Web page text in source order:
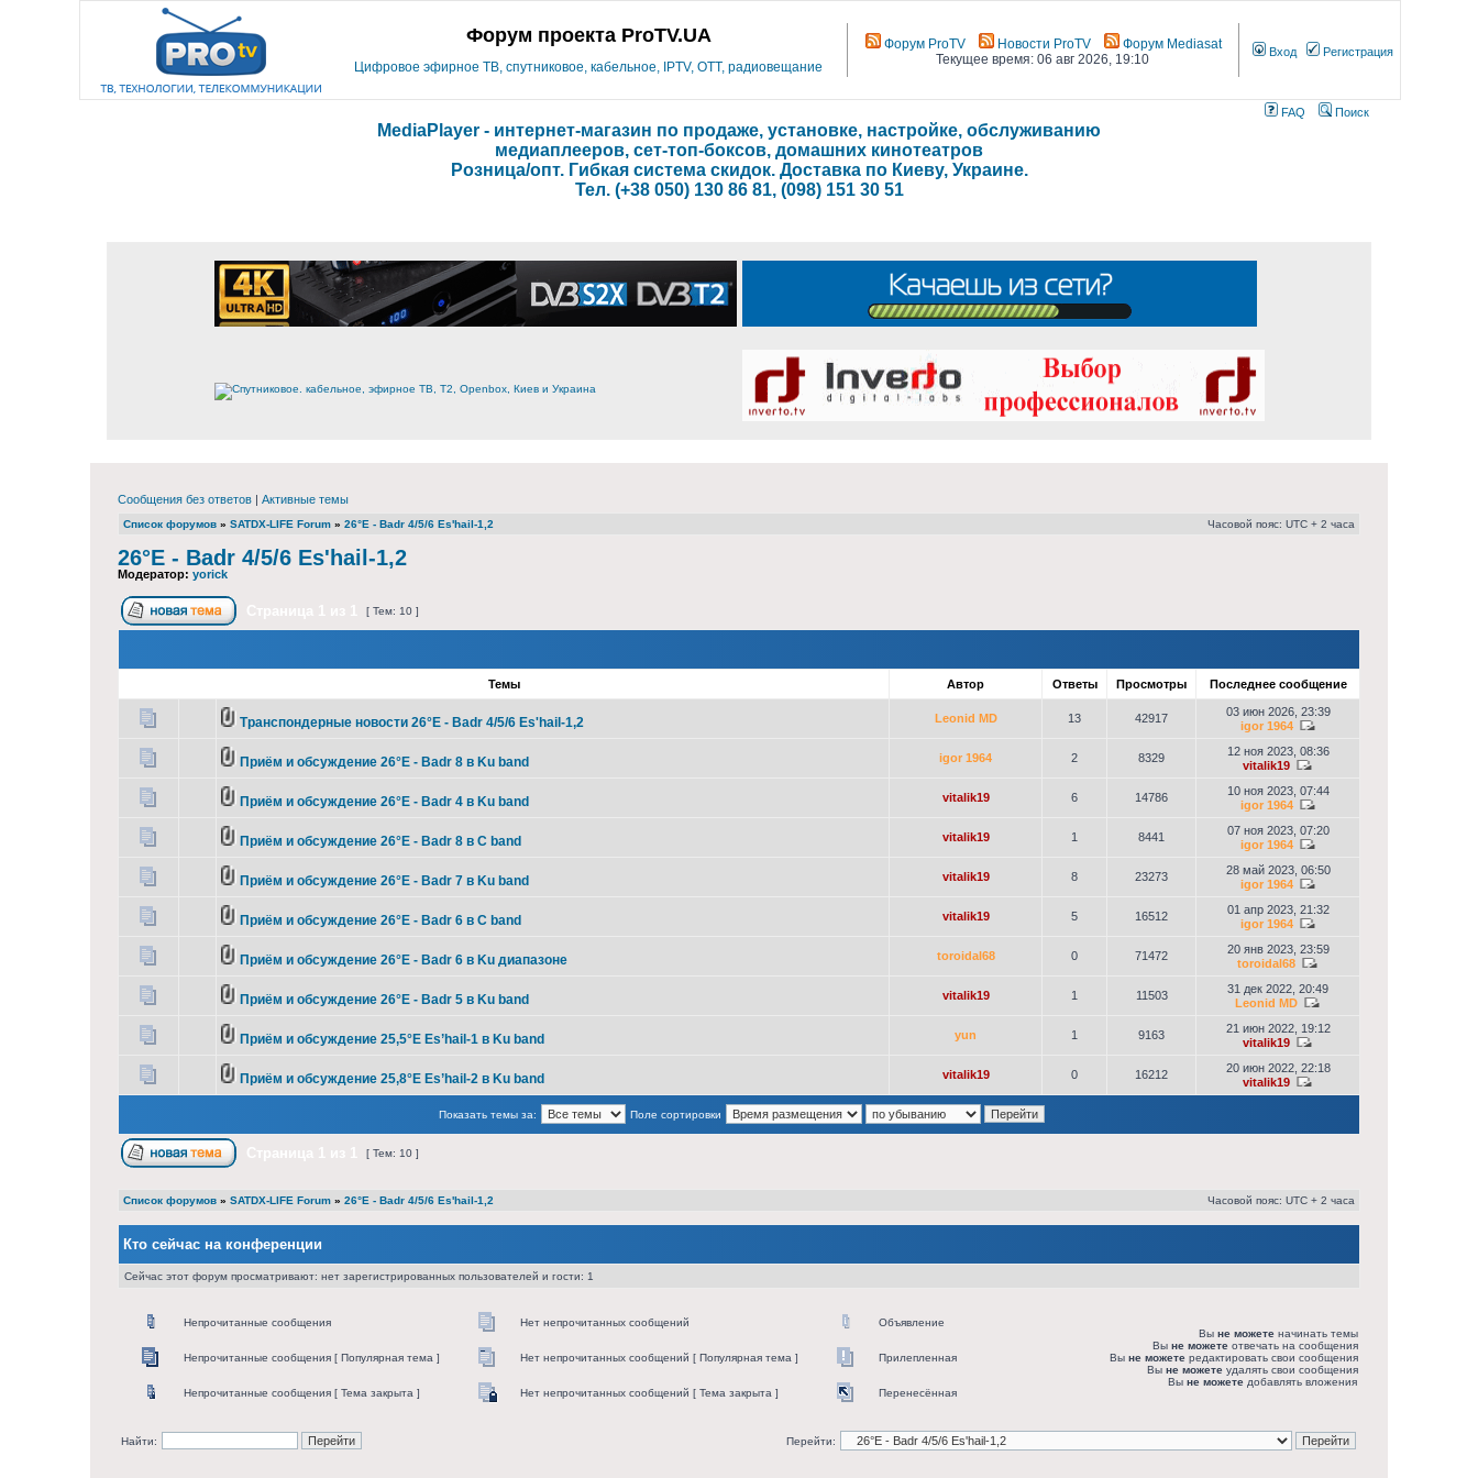
Форум проекта ProTV.UA
Цифровое эфирное ТВ, спутниковое, кабельное, IPTV, OTT, радиовещание
Форум ProTV Новости ProTV
Форум Mediasat
Текущее время: 06 авг 2026, 19:10
Вход Регистрация
FAQ Поиск
MediaPlayer - интернет-магазин по продаже, установке, настройке, обслуживанию
медиаплееров, сет-топ-боксов, домашних кинотеатров
Розница/опт. Гибкая система скидок. Доставка по Киеву, Украине.
Тел. (+38 050) 130 86 81, (098) 151 30 51
Сообщения без ответов | Активные темы
Список форумов » SATDX-LIFE Forum » 26°E - Badr 4/5/6 Es'hail-1,2 Часовой пояс: UTC + 2 часа
26°E - Badr 4/5/6 Es'hail-1,2
Модератор: yorick
[ Тем: 10 ]
Темы Автор Ответы Просмотры Последнее сообщение
Транспондерные новости 26°E - Badr 4/5/6 Es'hail-1,2 Leonid MD 13 42917
03 июн 2026, 23:39
igor 1964
Приём и обсуждение 26°E - Badr 8 в Ku band igor 1964 2 8329
12 ноя 2023, 08:36
vitalik19
Приём и обсуждение 26°E - Badr 4 в Ku band vitalik19 6 14786
10 ноя 2023, 07:44
igor 1964
Приём и обсуждение 26°E - Badr 8 в C band vitalik19 1 8441
07 ноя 2023, 07:20
igor 1964
Приём и обсуждение 26°E - Badr 7 в Ku band vitalik19 8 23273
28 май 2023, 06:50
igor 1964
Приём и обсуждение 26°E - Badr 6 в C band vitalik19 5 16512
01 апр 2023, 21:32
igor 1964
Приём и обсуждение 26°E - Badr 6 в Ku диапазоне toroidal68 0 71472
20 янв 2023, 23:59
toroidal68
Приём и обсуждение 26°E - Badr 5 в Ku band vitalik19 1 11503
31 дек 2022, 20:49
Leonid MD
Приём и обсуждение 25,5°E Es’hail-1 в Ku band yun 1 9163
21 июн 2022, 19:12
vitalik19
Приём и обсуждение 25,8°E Es’hail-2 в Ku band vitalik19 0 16212
20 июн 2022, 22:18
vitalik19
Показать темы за: Поле сортировки
[ Тем: 10 ]
Список форумов » SATDX-LIFE Forum » 26°E - Badr 4/5/6 Es'hail-1,2 Часовой пояс: UTC + 2 часа
Кто сейчас на конференции
Сейчас этот форум просматривают: нет зарегистрированных пользователей и гости: 1
Непрочитанные сообщения Нет непрочитанных сообщений Объявление
Непрочитанные сообщения [ Популярная тема ] Нет непрочитанных сообщений [ Популярная тема ] Прилепленная
Непрочитанные сообщения [ Тема закрыта ] Нет непрочитанных сообщений [ Тема закрыта ] Перенесённая
Вы не можете начинать темы
Вы не можете отвечать на сообщения
Вы не можете редактировать свои сообщения
Вы не можете удалять свои сообщения
Вы не можете добавлять вложения
Найти: Перейти: